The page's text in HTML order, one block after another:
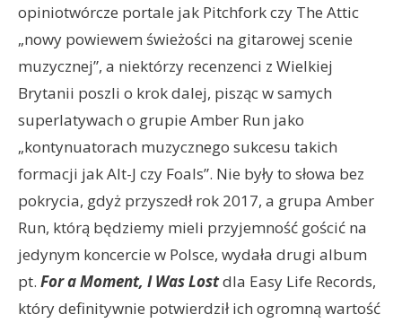
opiniotwórcze portale jak Pitchfork czy The Attic
„nowy powiewem świeżości na gitarowej scenie
muzycznej”, a niektórzy recenzenci z Wielkiej
Brytanii poszli o krok dalej, pisząc w samych
superlatywach o grupie Amber Run jako
„kontynuatorach muzycznego sukcesu takich
formacji jak Alt-J czy Foals”. Nie były to słowa bez
pokrycia, gdyż przyszedł rok 2017, a grupa Amber
Run, którą będziemy mieli przyjemność gościć na
jedynym koncercie w Polsce, wydała drugi album
pt. For a Moment, I Was Lostdla Easy Life Records,
który definitywnie potwierdził ich ogromną wartość